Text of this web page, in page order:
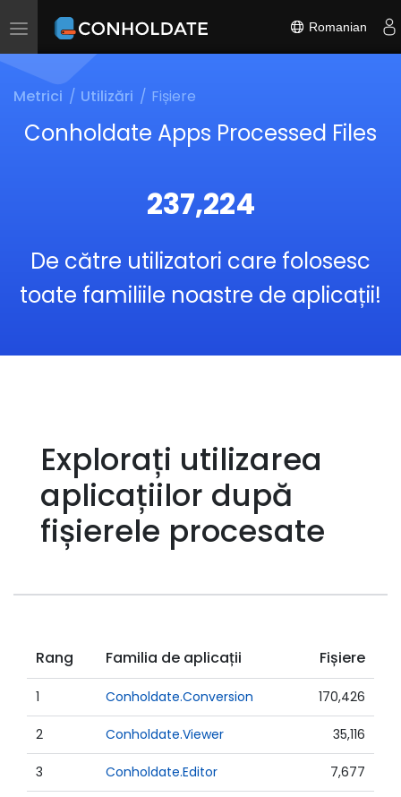
Toggle
Romanian
Metrici Utilizări Fișiere
Conholdate Apps Processed Files
237,224
De către utilizatori care folosesc
toate familiile noastre de aplicații!
Explorați utilizarea
aplicațiilor după
fișierele procesate
Rang Familia de aplicații Fișiere
1 Conholdate.Conversion 170,426
2 Conholdate.Viewer 35,116
3 Conholdate.Editor 7,677